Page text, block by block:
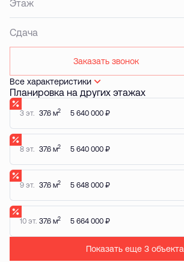
Этаж
Сдача
Заказать звонок
Все характеристики
Планировка на других этажах
3 эт. 37.6 м2 5 640 000 ₽
8 эт. 37.6 м2 5 640 000 ₽
9 эт. 37.6 м2 5 648 000 ₽
10 эт. 37.6 м2 5 664 000 ₽
Показать еще 3 объектa